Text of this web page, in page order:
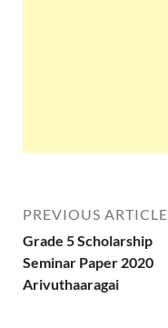
PREVIOUS ARTICLE
Grade 5 Scholarship
Seminar Paper 2020
Arivuthaaragai